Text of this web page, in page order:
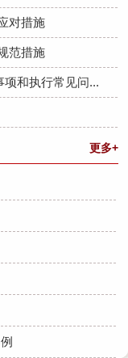
对措施
范措施
项和执行常见问...
更多+